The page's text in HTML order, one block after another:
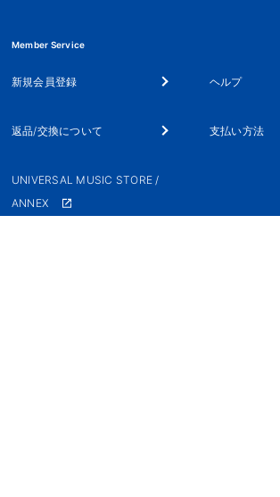
Member Service
新規会員登録 ヘルプ
返品/交換について 支払い方法
UNIVERSAL MUSIC STORE /
ANNEX